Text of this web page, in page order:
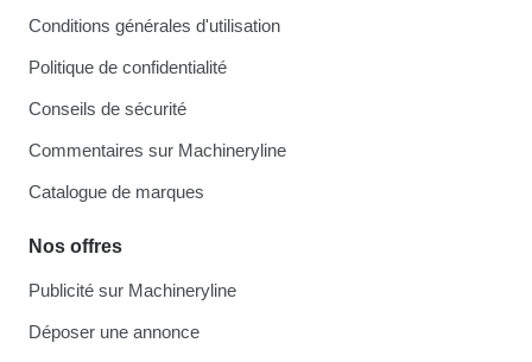
Conditions générales d'utilisation
Politique de confidentialité
Conseils de sécurité
Commentaires sur Machineryline
Catalogue de marques
Nos offres
Publicité sur Machineryline
Déposer une annonce